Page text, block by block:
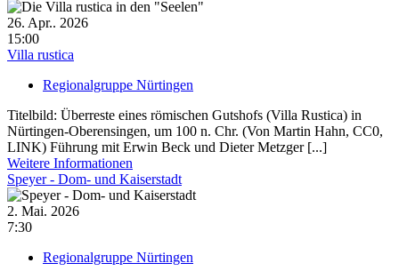
26. Apr.. 2026
15:00
Villa rustica
Regionalgruppe Nürtingen
Titelbild: Überreste eines römischen Gutshofs (Villa Rustica) in
Nürtingen-Oberensingen, um 100 n. Chr. (Von Martin Hahn, CC0,
LINK) Führung mit Erwin Beck und Dieter Metzger [...]
Weitere Informationen
Speyer - Dom- und Kaiserstadt
2. Mai. 2026
7:30
Regionalgruppe Nürtingen